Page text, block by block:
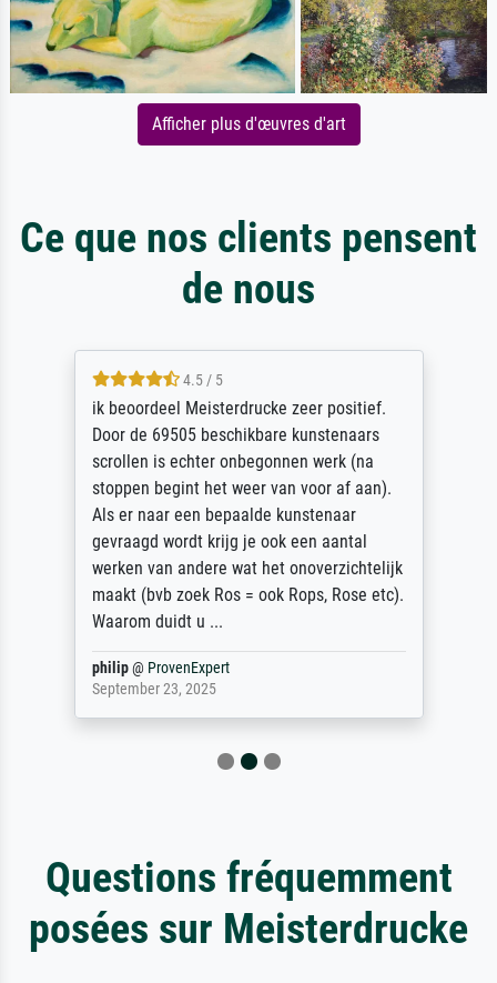
Afficher plus d'œuvres d'art
Ce que nos clients pensent
de nous
4.5 / 5
ik beoordeel Meisterdrucke zeer positief.
Door de 69505 beschikbare kunstenaars
scrollen is echter onbegonnen werk (na
stoppen begint het weer van voor af aan).
Als er naar een bepaalde kunstenaar
gevraagd wordt krijg je ook een aantal
werken van andere wat het onoverzichtelijk
maakt (bvb zoek Ros = ook Rops, Rose etc).
Waarom duidt u ...
philip@ ProvenExpert
September 23, 2025
Questions fréquemment
posées sur Meisterdrucke